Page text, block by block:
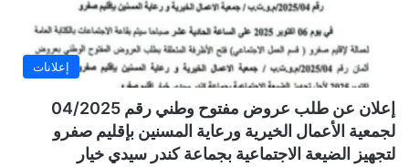
إعلانات
إعلان عن طلب عروض مفتوح وطني رقم 04/2025
لجمعية الأعمال الخيرية ورعاية المسنين بإقليم صفرو
لتجهيز الضيعة الاجتماعية بجماعة كندر سيدي خيار